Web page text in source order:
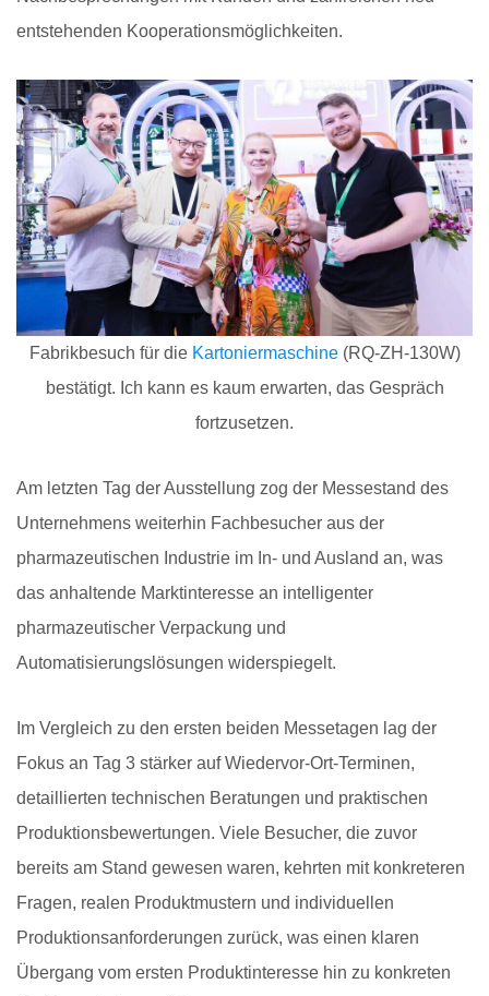
entstehenden Kooperationsmöglichkeiten.
Fabrikbesuch für die Kartoniermaschine(RQ-ZH-130W)
bestätigt. Ich kann es kaum erwarten, das Gespräch
fortzusetzen.
Am letzten Tag der Ausstellung zog der Messestand des
Unternehmens weiterhin Fachbesucher aus der
pharmazeutischen Industrie im In- und Ausland an, was
das anhaltende Marktinteresse an intelligenter
pharmazeutischer Verpackung und
Automatisierungslösungen widerspiegelt.
Im Vergleich zu den ersten beiden Messetagen lag der
Fokus an Tag 3 stärker auf Wiedervor-Ort-Terminen,
detaillierten technischen Beratungen und praktischen
Produktionsbewertungen. Viele Besucher, die zuvor
bereits am Stand gewesen waren, kehrten mit konkreteren
Fragen, realen Produktmustern und individuellen
Produktionsanforderungen zurück, was einen klaren
Übergang vom ersten Produktinteresse hin zu konkreten